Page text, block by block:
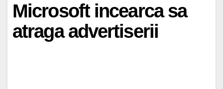
Microsoft incearca sa
atraga advertiserii